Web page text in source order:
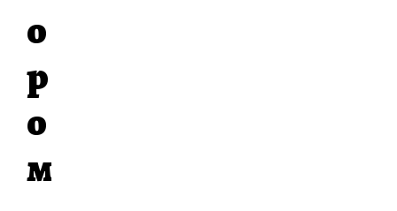
о
р
о
м